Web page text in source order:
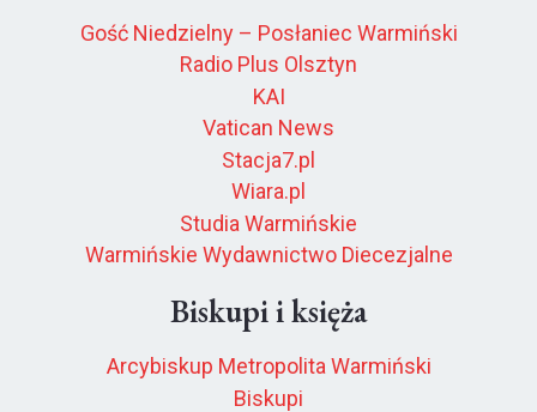
Gość Niedzielny – Posłaniec Warmiński
Radio Plus Olsztyn
KAI
Vatican News
Stacja7.pl
Wiara.pl
Studia Warmińskie
Warmińskie Wydawnictwo Diecezjalne
Biskupi i księża
Arcybiskup Metropolita Warmiński
Biskupi